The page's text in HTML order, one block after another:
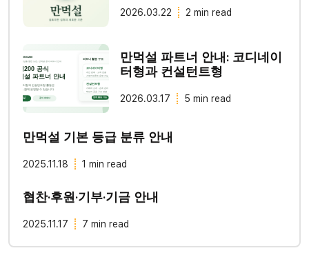
2026.03.22 2 min read
만먹설 파트너 안내: 코디네이
터형과 컨설턴트형
2026.03.17 5 min read
만먹설 기본 등급 분류 안내
2025.11.18 1 min read
협찬·후원·기부·기금 안내
2025.11.17 7 min read